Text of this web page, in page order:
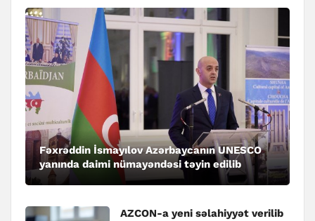
Fəxrəddin İsmayılov Azərbaycanın UNESCO
yanında daimi nümayəndəsi təyin edilib
AZCON-a yeni səlahiyyət verilib